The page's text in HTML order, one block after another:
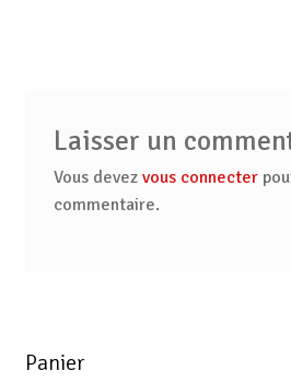
Laisser un
Vous devez vous connecter
commentaire.
Panier